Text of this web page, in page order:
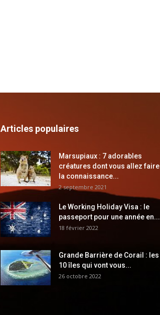
Articles populaires
Marsupiaux : 7 adorables
créatures dont vous allez faire
la connaissance...
2 septembre 2021
Le Working Holiday Visa : le
passeport pour une année en...
18 février 2022
Grande Barrière de Corail : les
10 îles qui vont vous...
26 octobre 2022